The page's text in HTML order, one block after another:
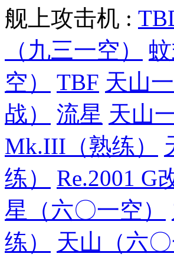
舰上攻击机 :
（九三一空）
空）
TBF 天山
战）
流星 天山
Mk.III（熟练）
练）
Re.2001 G
星（六〇一空）
练）
天山（六〇